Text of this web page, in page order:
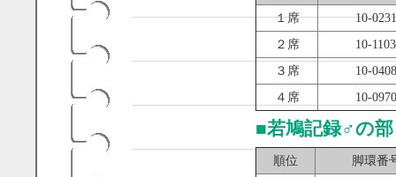
１席
10-
２席
10-
３席
10-
４席
10-
■若鳩記録♂の
順位
脚環番